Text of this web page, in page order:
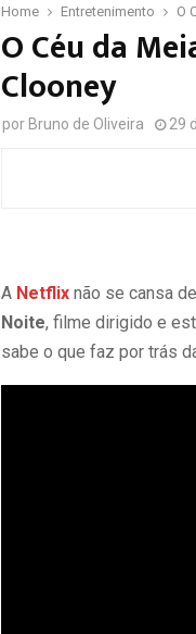
Home Entretenimento O
O Céu da
Clooney
por Bruno de Oliveira 29
A Netflix não se cansa
Noite, filme dirigido e
sabe o que faz por trás